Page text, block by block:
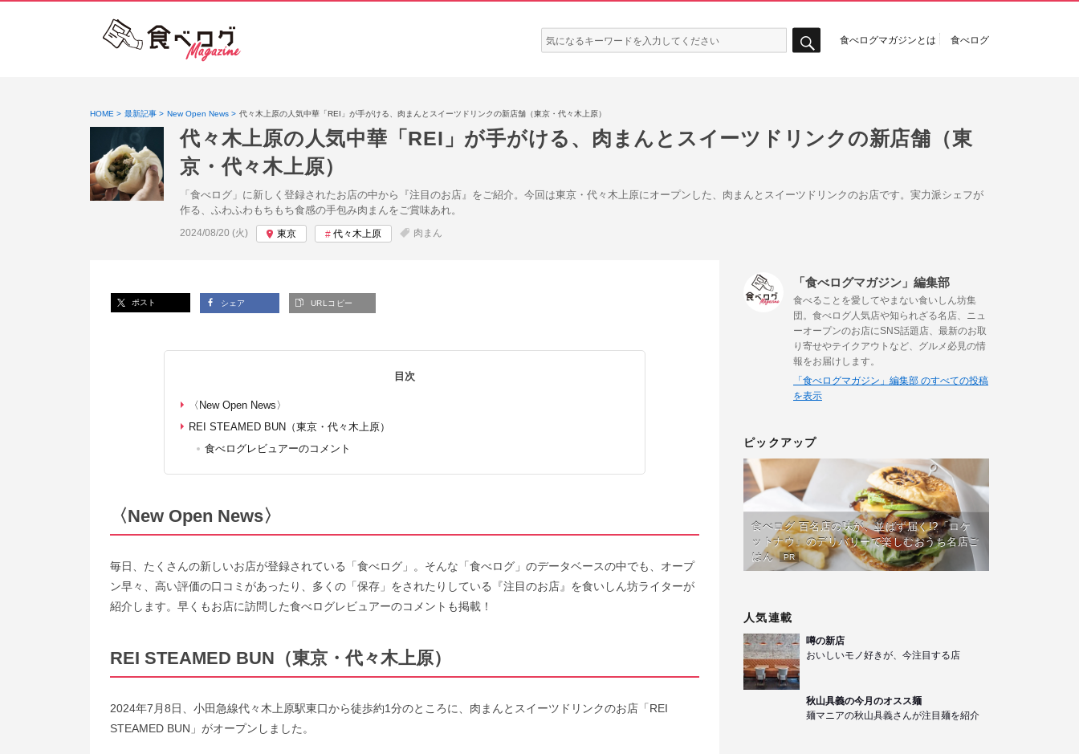
検
索:
食べログマガジンとは 食べログ
HOME 最新記事 New Open News 代々木上原の人気中華「REI」が手がける、肉まんとスイーツドリンクの新店舗（東京・代々木上原）
代々木上原の人気中華「REI」が手がける、肉まんとスイーツドリンクの新店舗（東
京・代々木上原）
「食べログ」に新しく登録されたお店の中から『注目のお店』をご紹介。今回は東京・代々木上原にオープンした、肉まんとスイーツドリンクのお店です。実力派シェフが
作る、ふわふわもちもち食感の手包み肉まんをご賞味あれ。
投稿日:
2024/08/20 (火) 東京 代々木上原 肉まん
ポスト シェア URLコピー
目次
〈New Open News〉
REI STEAMED BUN（東京・代々木上原）
食べログレビュアーのコメント
〈New Open News〉
毎日、たくさんの新しいお店が登録されている「食べログ」。そんな「食べログ」のデータベースの中でも、オープ
ン早々、高い評価の口コミがあったり、多くの「保存」をされたりしている『注目のお店』を食いしん坊ライターが
紹介します。早くもお店に訪問した食べログレビュアーのコメントも掲載！
REI STEAMED BUN（東京・代々木上原）
2024年7月8日、小田急線代々木上原駅東口から徒歩約1分のところに、肉まんとスイーツドリンクのお店「REI
STEAMED BUN」がオープンしました。
「食べログマガジン」編集部
食べることを愛してやまない食いしん坊集
団。食べログ人気店や知られざる名店、ニュ
ーオープンのお店にSNS話題店、最新のお取
り寄せやテイクアウトなど、グルメ必見の情
報をお届けします。
「食べログマガジン」編集部 のすべての投稿
を表示
ピックアップ
食べログ 百名店の味が、並ばず届く!?「ロケ
ットナウ」のデリバリーで楽しむおうち名店ご
はん
PR
人気連載
噂の新店
おいしいモノ好きが、今注目する店
秋山具義の今月のオスス麺
麺マニアの秋山具義さんが注目麺を紹介